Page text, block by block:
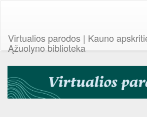
Virtualios parodos | Kauno
Ąžuolyno biblioteka